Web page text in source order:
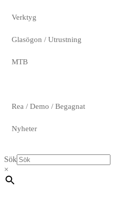
Verktyg
Glasögon / Utrustning
MTB
Rea / Demo / Begagnat
Nyheter
Sök
×